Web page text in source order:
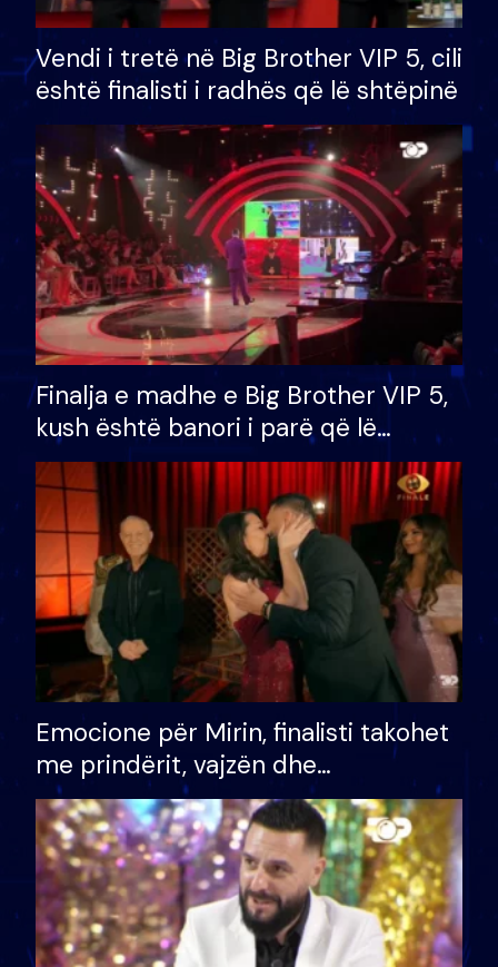
Vendi i tretë në Big Brother VIP 5, cili
është finalisti i radhës që lë shtëpinë
Finalja e madhe e Big Brother VIP 5,
kush është banori i parë që lë
shtëpinë dhe humb mundësinë për
të fituar çmimin e madh
Emocione për Mirin, finalisti takohet
me prindërit, vajzën dhe
bashkëshorten: S’kemi ndonjë letër
divorci apo jo?